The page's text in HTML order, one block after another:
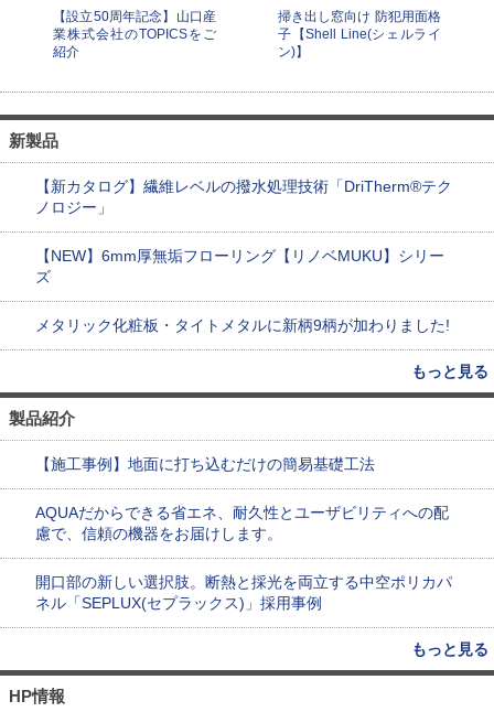
【設立50周年記念】山口産
業株式会社のTOPICSをご
紹介
掃き出し窓向け 防犯用面格
子【Shell Line(シェルライ
ン)】
新製品
【新カタログ】繊維レベルの撥水処理技術「DriTherm®テク
ノロジー」
【NEW】6mm厚無垢フローリング【リノベMUKU】シリー
ズ
メタリック化粧板・タイトメタルに新柄9柄が加わりました!
もっと見る
製品紹介
【施工事例】地面に打ち込むだけの簡易基礎工法
AQUAだからできる省エネ、耐久性とユーザビリティへの配
慮で、信頼の機器をお届けします。
開口部の新しい選択肢。断熱と採光を両立する中空ポリカパ
ネル「SEPLUX(セプラックス)」採用事例
もっと見る
HP情報